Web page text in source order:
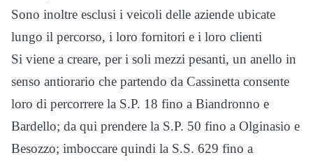
Sono inoltre esclusi i veicoli delle aziende ubicate
lungo il percorso, i loro fornitori e i loro clienti
Si viene a creare, per i soli mezzi pesanti, un anello in
senso antiorario che partendo da Cassinetta consente
loro di percorrere la S.P. 18 fino a Biandronno e
Bardello; da qui prendere la S.P. 50 fino a Olginasio e
Besozzo; imboccare quindi la S.S. 629 fino a